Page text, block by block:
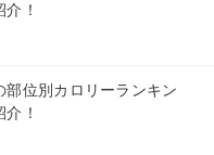
！
位別カロリーランキン
！